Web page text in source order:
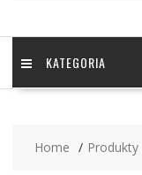
KATEGORIA
Home Produkty